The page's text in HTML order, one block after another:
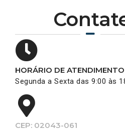
HORÁRIO DE ATENDIMENTO
Segunda a Sexta das 9:00 às
CEP: 02043-061